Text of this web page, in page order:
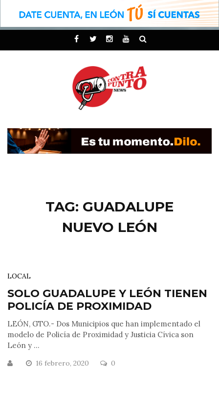
TAG: GUADALUPE
NUEVO LEÓN
LOCAL
SOLO GUADALUPE Y LEÓN TIENEN
POLICÍA DE PROXIMIDAD
LEÓN, GTO.- Dos Municipios que han implementado el
modelo de Policía de Proximidad y Justicia Cívica son
León y ...
16 febrero, 2020 0